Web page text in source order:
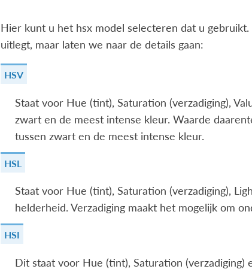
Hier kunt u het hsx model selecteren dat u
uitlegt, maar laten we naar de details gaan:
HSV
Staat voor Hue (tint), Saturation (verzadiging),
zwart en de meest intense kleur. Waarde
tussen zwart en de meest intense kleur.
HSL
Staat voor Hue (tint), Saturation (verzadiging),
helderheid. Verzadiging maakt het mogelijk om
HSI
Dit staat voor Hue (tint), Saturation